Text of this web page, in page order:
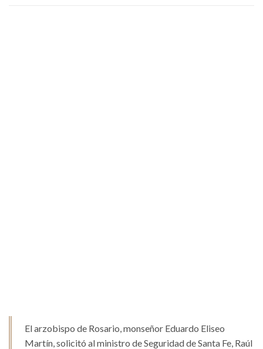
El arzobispo de Rosario, monseñor Eduardo Eliseo
Martín, solicitó al ministro de Seguridad de Santa Fe, Raúl